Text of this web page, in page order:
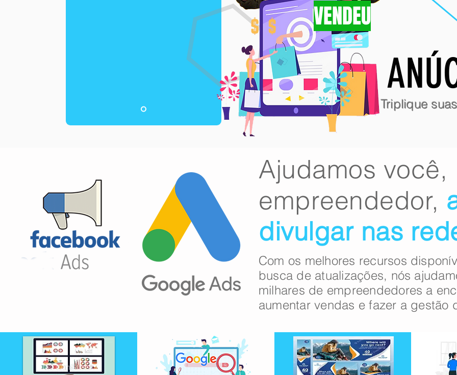
Triplique
VENDEU
​​Ajudamos você,
empreendedor,
divulgar nas
Com os melhores recursos
busca de atualizações, nós
milhares de empreendedores a
aumentar vendas e fazer a gestão